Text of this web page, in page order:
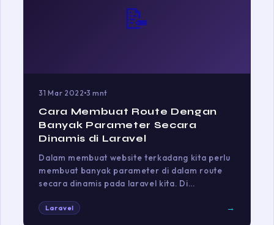
📝
31 Mar 2022 3 mnt
Cara Membuat Route Dengan
Banyak Parameter Secara
Dinamis di Laravel
Dalam membuat website terkadang kita perlu
membuat banyak parameter di dalam route
secara dinamis pada laravel kita. Di…
Laravel →